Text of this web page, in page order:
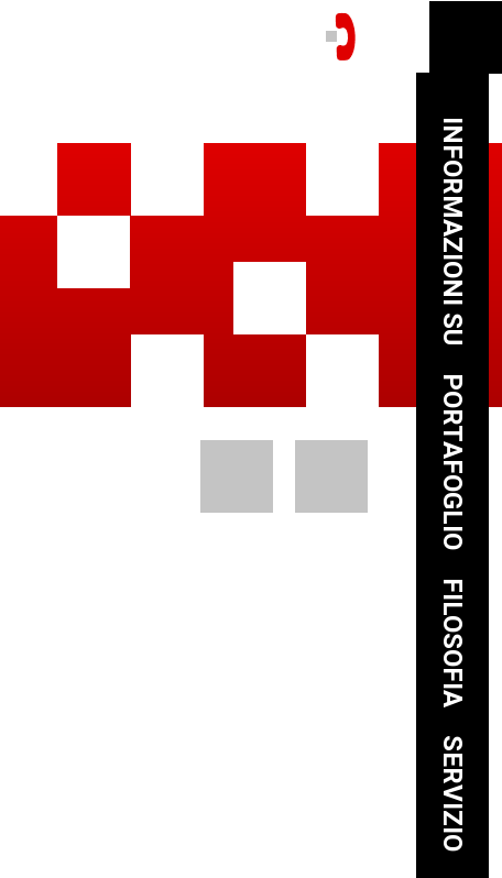
INFORMAZIONI SU
PORTAFOGLIO
FILOSOFIA
SERVIZIO